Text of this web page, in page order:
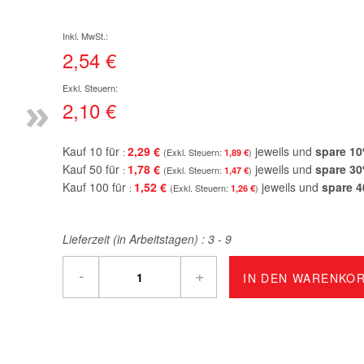
»
2,54 €
2,10 €
Kauf 10 für 2,29 € 1,89 € jeweils und spare 10
Kauf 50 für 1,78 € 1,47 € jeweils und spare 30
Kauf 100 für 1,52 € 1,26 € jeweils und spare
Lieferzeit (in Arbeitstagen) : 3 - 9
- + IN DEN